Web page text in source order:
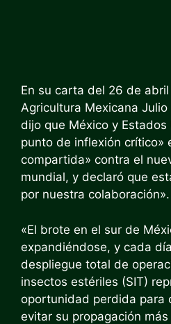
En su carta del 26 de
Agricultura Mexicana Julio
dijo que México y
punto de inflexión crítico»
compartida» contra el
mundial, y declaró que
por nuestra colaboración».
«El brote en el sur de
expandiéndose, y cada
despliegue total de
insectos estériles (SIT)
oportunidad perdida para
evitar su propagación